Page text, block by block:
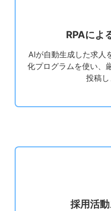
RPAによ
AIが自動生成した求人
化プログラムを使い、
投稿し
採用活